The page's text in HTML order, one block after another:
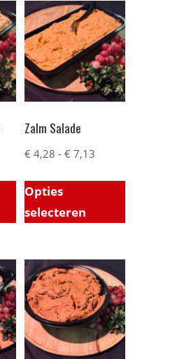
Zalm Salade
€ 4,28 - € 7,13
Opties
selecteren